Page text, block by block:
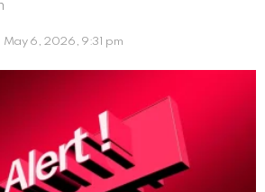
May 6, 2026, 9:31 pm